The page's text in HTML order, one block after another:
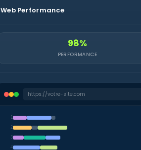
Web Performance
98%
PERFORMANCE
https://votre-site.com
1
2
3
4